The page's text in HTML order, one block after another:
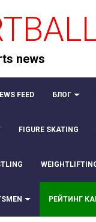
news
FEED БЛОГ
FIGURE SKATING
РЕЙТИНГ